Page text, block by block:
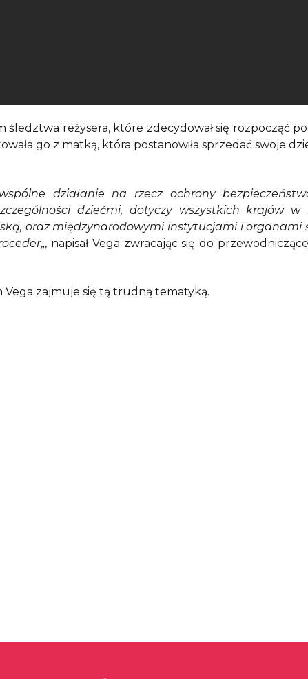
reżysera, które zdecydował się rozpocząć
go z matką, która postanowiła sprzedać swoje
działanie na rzecz ochrony
dziećmi, dotyczy wszystkich krajów w
oraz międzynarodowymi instytucjami i organami
„, napisał Vega zwracając się do
Vega zajmuje się tą trudną tematyką.